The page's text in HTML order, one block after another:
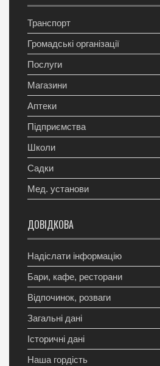
Транспорт
Громадські організації
Послуги
Магазини
Аптеки
Підприємства
Школи
Садки
Мед. установи
ДОВІДКОВА
Надіслати інформацію
Бари, кафе, ресторани
Відпочинок, розваги
Загальні дані
Історичні дані
Наша гордість